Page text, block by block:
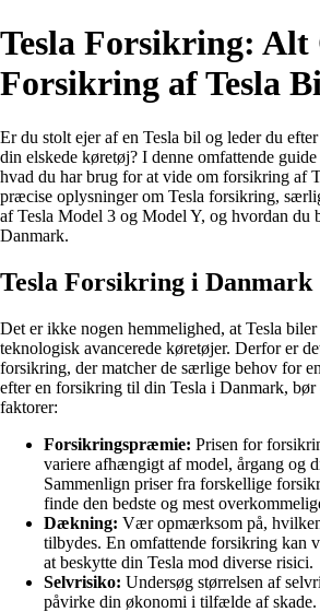
Tesla Forsikring: Alt
Forsikring af Tesla
Er du stolt ejer af en Tesla bil og leder du
din elskede køretøj? I denne omfattende
hvad du har brug for at vide om forsikring af
præcise oplysninger om Tesla forsikring,
af Tesla Model 3 og Model Y, og hvordan du
Danmark.
Tesla Forsikring i Danmark
Det er ikke nogen hemmelighed, at Tesla
teknologisk avancerede køretøjer. Derfor er
forsikring, der matcher de særlige behov for
efter en forsikring til din Tesla i Danmark,
faktorer:
Forsikringspræmie: Prisen for
variere afhængigt af model, årgang og
Sammenlign priser fra forskellige
finde den bedste og mest
Dækning: Vær opmærksom på,
tilbydes. En omfattende forsikring kan
at beskytte din Tesla mod diverse risici.
Selvrisiko: Undersøg størrelsen af
påvirke din økonomi i tilfælde af skade.